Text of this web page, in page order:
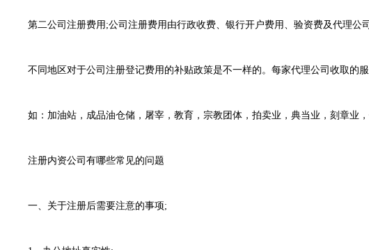
第二公司注册费用;公司注册费用由行政收费、银行开户费用、验资费及代理公
不同地区对于公司注册登记费用的补贴政策是不一样的。每家代理公司收取的
如：加油站，成品油仓储，屠宰，教育，宗教团体，拍卖业，典当业，刻章业
注册内资公司有哪些常见的问题
一、关于注册后需要注意的事项;